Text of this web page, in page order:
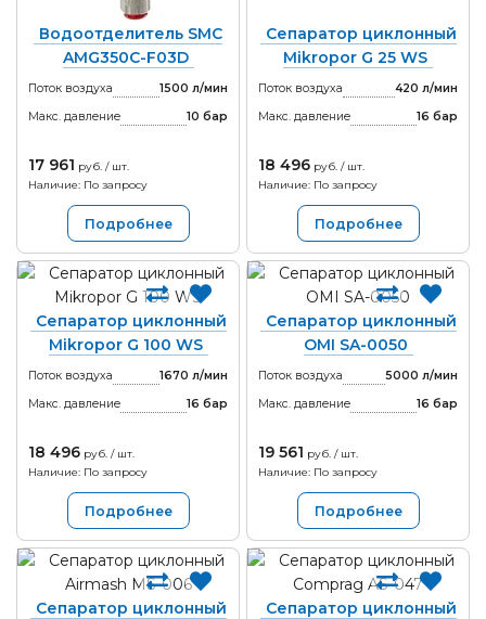
Водоотделитель SMC
AMG350C-F03D
Поток воздуха
1500 л/мин
Макс. давление
10 бар
17 961 руб. / шт.
Наличие: По запросу
Подробнее
Сепаратор циклонный
Mikropor G 25 WS
Поток воздуха
420 л/мин
Макс. давление
16 бар
18 496 руб. / шт.
Наличие: По запросу
Подробнее
Сепаратор циклонный
Mikropor G 100 WS
Поток воздуха
1670 л/мин
Макс. давление
16 бар
18 496 руб. / шт.
Наличие: По запросу
Подробнее
Сепаратор циклонный
OMI SA-0050
Поток воздуха
5000 л/мин
Макс. давление
16 бар
19 561 руб. / шт.
Наличие: По запросу
Подробнее
Сепаратор циклонный
Сепаратор циклонный